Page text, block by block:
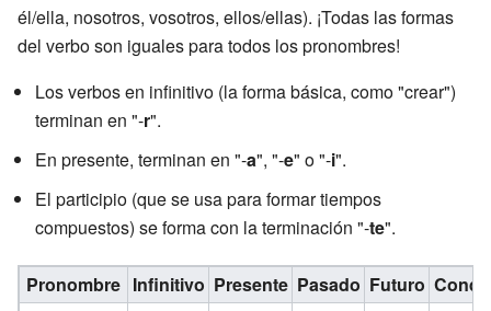
él/ella, nosotros, vosotros, ellos/ellas). ¡Todas las formas
del verbo son iguales para todos los pronombres!
Los verbos en infinitivo (la forma básica, como "crear")
terminan en "-r".
En presente, terminan en "-a", "-e" o "-i".
El participio (que se usa para formar tiempos
compuestos) se forma con la terminación "-te".
Pronombre Infinitivo Presente Pasado Futuro